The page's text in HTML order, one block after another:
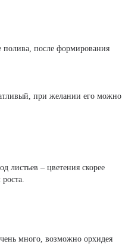
полива, после формирования
при желании его можно
листьев – цветения скорее
много, возможно орхидея